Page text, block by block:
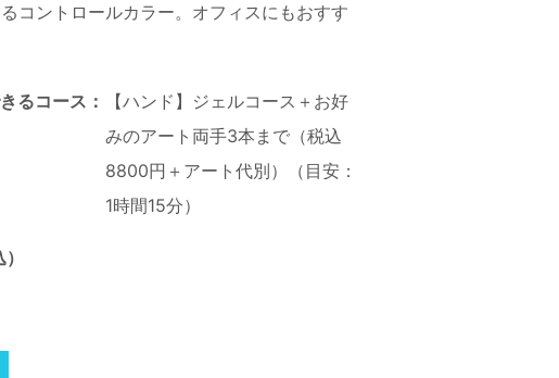
コントロールカラー。オフィスにもおすす
るコース：
【ハンド】ジェルコース＋お好
みのアート両手3本まで（税込
8800円＋アート代別）（目安：
1時間15分）